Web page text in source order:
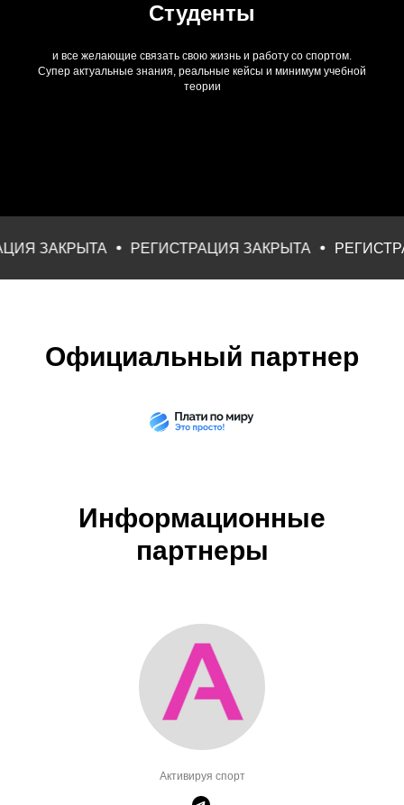
Студенты
и все желающие связать свою жизнь и работу со спортом.
Супер актуальные знания, реальные кейсы и минимум учебной
теории
ЗАКРЫТА РЕГИСТРАЦИЯ ЗАКРЫТА
Официальный партнер
Информационные
партнеры
Активируя спорт